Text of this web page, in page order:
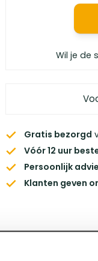
Wil je de
Gratis bezorgd
Vóór 12 uur
Persoonlijk
Klanten geven